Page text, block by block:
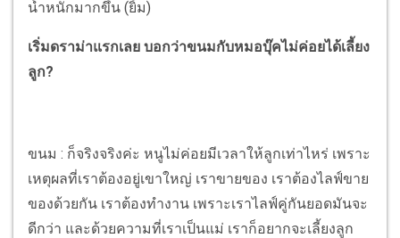
น้ำหนักมากขึ้น (ยิ้ม)
เริ่มดราม่าแรกเลย บอกว่าขนมกับหมอบุ๊คไม่ค่อยได้เลี้ยง
ลูก?
ขนม : ก็จริงจริงค่ะ หนูไม่ค่อยมีเวลาให้ลูกเท่าไหร่ เพราะ
เหตุผลที่เราต้องอยู่เขาใหญ่ เราขายของ เราต้องไลฟ์ขาย
ของด้วยกัน เราต้องทำงาน เพราะเราไลฟ์คู่กันยอดมันจะ
ดีกว่า และด้วยความที่เราเป็นแม่ เราก็อยากจะเลี้ยงลูก